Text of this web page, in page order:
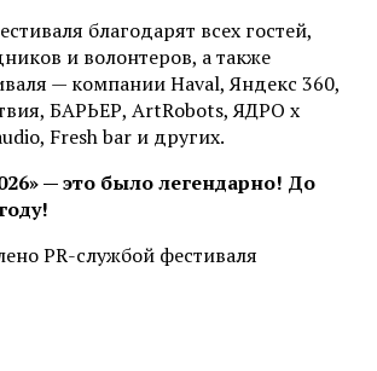
благодарят всех гостей,
и волонтеров, а также
— компании Haval, Яндекс 360,
БАРЬЕР, ArtRobots, ЯДРО х
Fresh bar и других.
— это было легендарно! До
PR-службой фестиваля